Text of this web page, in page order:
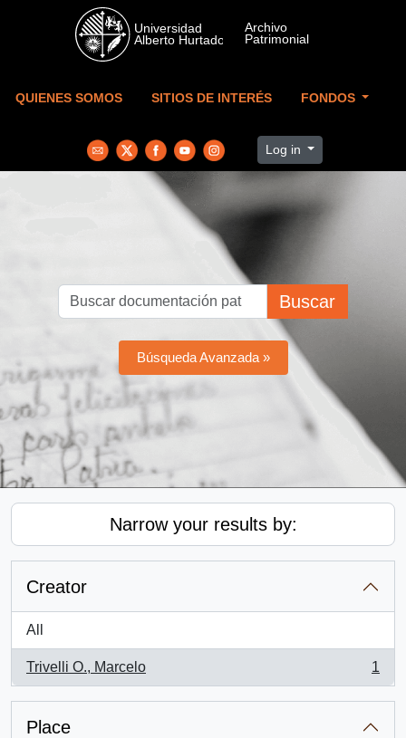
Skip to main content
QUIENES SOMOS SITIOS DE INTERÉS FONDOS
Log in
Buscar
Búsqueda Avanzada »
Narrow your results by:
Creator
All
Trivelli O., Marcelo
, 1 results
1
Place